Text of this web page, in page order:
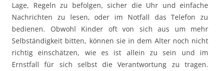
Lage, Regeln zu befolgen, sicher die Uhr und einfache
Nachrichten zu lesen, oder im Notfall das Telefon zu
bedienen. Obwohl Kinder oft von sich aus um mehr
Selbständigkeit bitten, können sie in dem Alter noch nicht
richtig einschätzen, wie es ist allein zu sein und im
Ernstfall für sich selbst die Verantwortung zu tragen.